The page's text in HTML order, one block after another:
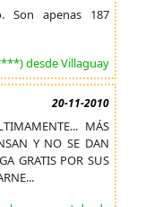
Son apenas 187
desde Villaguay
20-11-2010
MÁS
Y NO SE DAN
GRATIS POR SUS